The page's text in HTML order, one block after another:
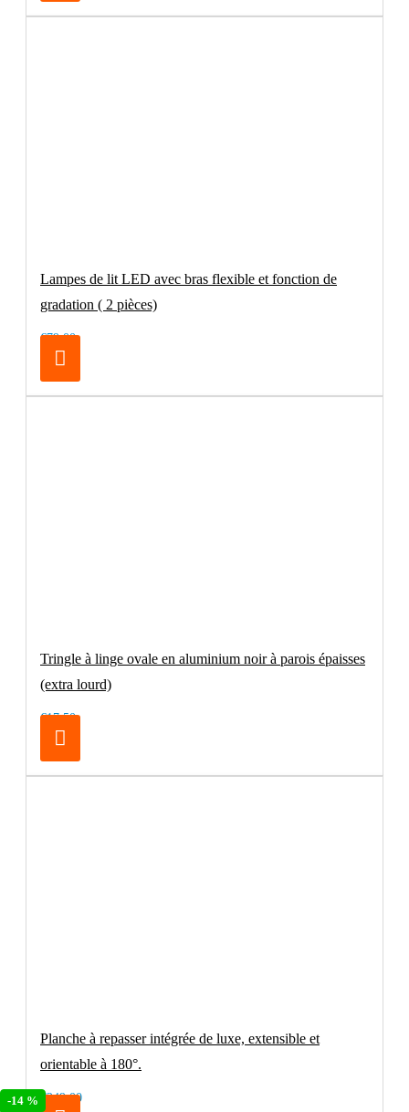
-14 %
Lampes de lit LED avec bras flexible et fonction de
gradation ( 2 pièces)
€79.00
Tringle à linge ovale en aluminium noir à parois épaisses
(extra lourd)
€17.50
Planche à repasser intégrée de luxe, extensible et
orientable à 180°.
€249.00